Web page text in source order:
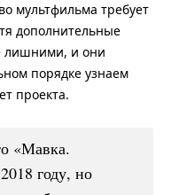
мультфильма требует
дополнительные
лишними, и они
порядке узнаем
проекта.
«Мавка.
году, но